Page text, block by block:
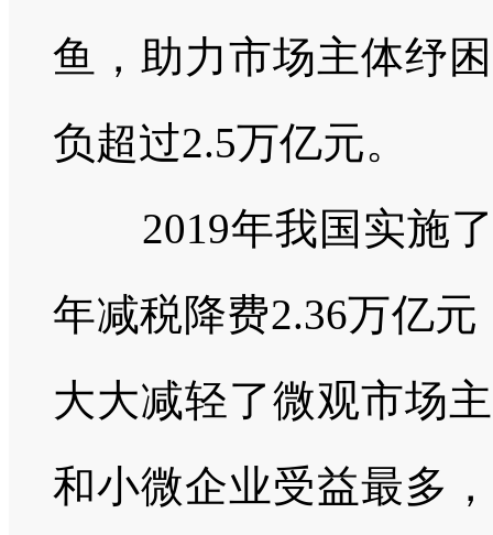
鱼，助力市场主体纾
负超过2.5万亿元。
2019年我国实施
年减税降费2.36万亿元
大大减轻了微观市场
和小微企业受益最多